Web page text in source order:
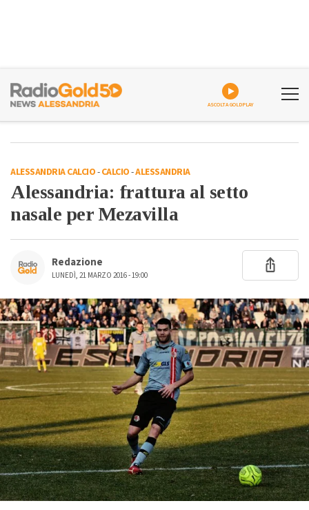
ASCOLTA GOLDPLAY
ALESSANDRIA CALCIO-CALCIO-ALESSANDRIA
Alessandria: frattura al setto
nasale per Mezavilla
Redazione
LUNEDÌ, 21 MARZO 2016 - 19:00